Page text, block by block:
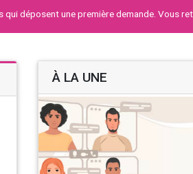
une première demande. Vous retrouverez
À LA UNE